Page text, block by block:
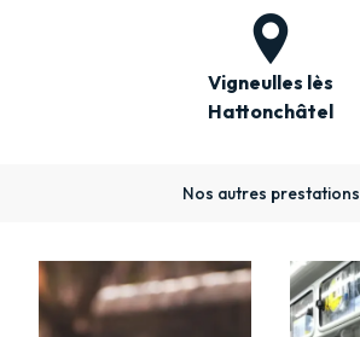
Vigneulles lès
Hattonchâtel
Nos autres prestations